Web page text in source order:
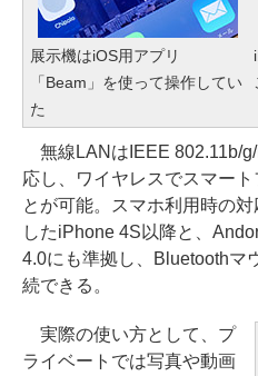
展示機はiOS用アプリ
「Beam」を使って操作してい
た
無線LANはIEEE 802.11b/
応し、ワイヤレスでスマー
とが可能。スマホ利用時の
したiPhone 4S以降と、
4.0にも準拠し、Bluetoothマ
続できる。
実際の使い方として、プ
ライベートでは写真や動画